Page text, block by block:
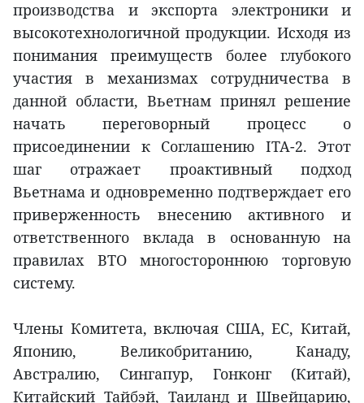
производства и экспорта электроники и
высокотехнологичной продукции. Исходя из
понимания преимуществ более глубокого
участия в механизмах сотрудничества в
данной области, Вьетнам принял решение
начать переговорный процесс о
присоединении к Соглашению ITA-2. Этот
шаг отражает проактивный подход
Вьетнама и одновременно подтверждает его
приверженность внесению активного и
ответственного вклада в основанную на
правилах ВТО многостороннюю торговую
систему.
Члены Комитета, включая США, ЕС, Китай,
Японию, Великобританию, Канаду,
Австралию, Сингапур, Гонконг (Китай),
Китайский Тайбэй, Таиланд и Швейцарию,